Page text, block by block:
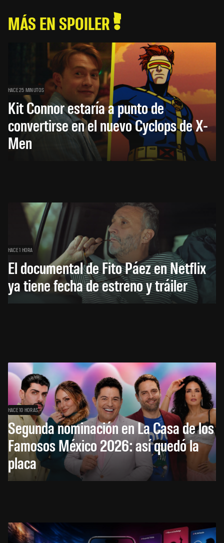
MÁS EN SPOILER
HACE 25 MINUTOS
Kit Connor estaría a punto de
convertirse en el nuevo Cyclops de X-
Men
HACE 1 HORA
El documental de Fito Páez en Netflix
ya tiene fecha de estreno y tráiler
HACE 10 HORAS
Segunda nominación en La Casa de los
Famosos México 2026: así quedó la
placa